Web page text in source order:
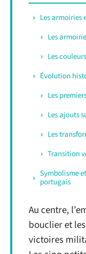
Les armoiries
Les
Les
Évolution
Les
Les ajouts
Les
Transition
Symbolisme
portugais
Au centre,
bouclier et
victoires